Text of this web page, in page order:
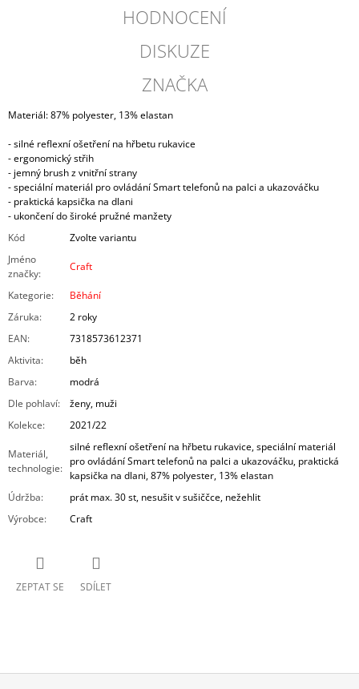
HODNOCENÍ
DISKUZE
ZNAČKA
Materiál: 87% polyester, 13% elastan
- silné reflexní ošetření na hřbetu rukavice
- ergonomický střih
- jemný brush z vnitřní strany
- speciální materiál pro ovládání Smart telefonů na palci a ukazováčku
- praktická kapsička na dlani
- ukončení do široké pružné manžety
Kód
Zvolte variantu
Jméno
značky:
Craft
Kategorie:
Běhání
Záruka:
2 roky
EAN:
7318573612371
Aktivita:
běh
Barva:
modrá
Dle pohlaví:
ženy, muži
Kolekce: 2021/22
Materiál,
technologie:
silné reflexní ošetření na hřbetu rukavice, speciální materiál
pro ovládání Smart telefonů na palci a ukazováčku, praktická
kapsička na dlani, 87% polyester, 13% elastan
Údržba:
prát max. 30 st, nesušit v sušiččce, nežehlit
Výrobce: Craft
ZEPTAT SE SDÍLET